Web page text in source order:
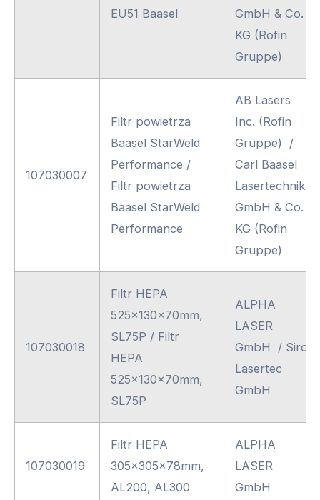
EU51 Baasel
GmbH & Co.
KG (Rofin
Gruppe)
107030007
Filtr powietrza
Baasel StarWeld
Performance /
Filtr powietrza
Baasel StarWeld
Performance
AB Lasers
Inc. (Rofin
Gruppe) /
Carl Baasel
Lasertechnik
GmbH & Co.
KG (Rofin
Gruppe)
107030018
Filtr HEPA
525x130x70mm,
SL75P / Filtr
HEPA
525x130x70mm,
SL75P
ALPHA
LASER
GmbH / Siro
Lasertec
GmbH
107030019
Filtr HEPA
305x305x78mm,
AL200, AL300
ALPHA
LASER
GmbH